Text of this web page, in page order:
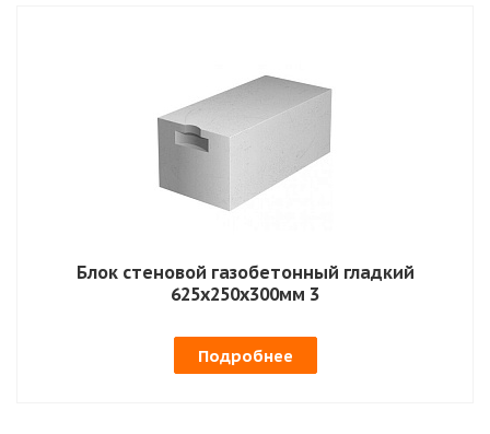
Блок стеновой газобетонный гладкий
625х250х300мм 3
Подробнее